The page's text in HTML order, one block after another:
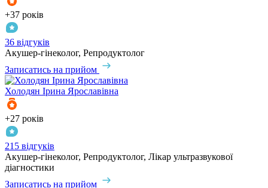
+37 років
36 відгуків
Акушер-гінеколог, Репродуктолог
Записатись на прийом
Холодян Ірина Ярославівна
+27 років
215 відгуків
Акушер-гінеколог, Репродуктолог, Лікар ультразвукової
діагностики
Записатись на прийом